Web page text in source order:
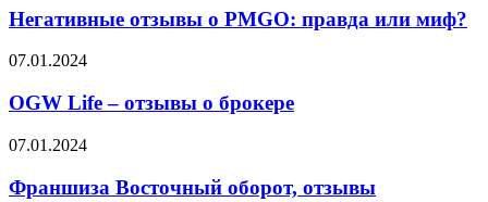
что
этом
партнёры
о
PMGO:
правда
миф?
Негативные отзывы о PMGO: правда или миф?
OGW
–
отзывы
о
брокере
07.01.2024
OGW Life – отзывы о брокере
Франшиза
оборот,
07.01.2024
Франшиза Восточный оборот, отзывы